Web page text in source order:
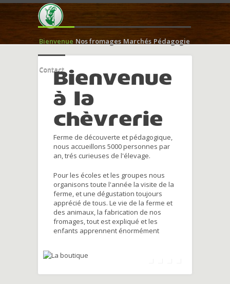
Bienvenue Nos fromages Marchés Pédagogie
ContactBienvenue
à la
chèvrerie
Ferme de découverte et pédagogique,
nous accueillons 5000 personnes par
an, trés curieuses de l'élevage.
Pour les écoles et les groupes nous
organisons toute l'année la visite de la
ferme, et une dégustation toujours
apprécié de tous. Le vie de la ferme et
des animaux, la fabrication de nos
fromages, tout est expliqué et les
enfants apprennent énormément